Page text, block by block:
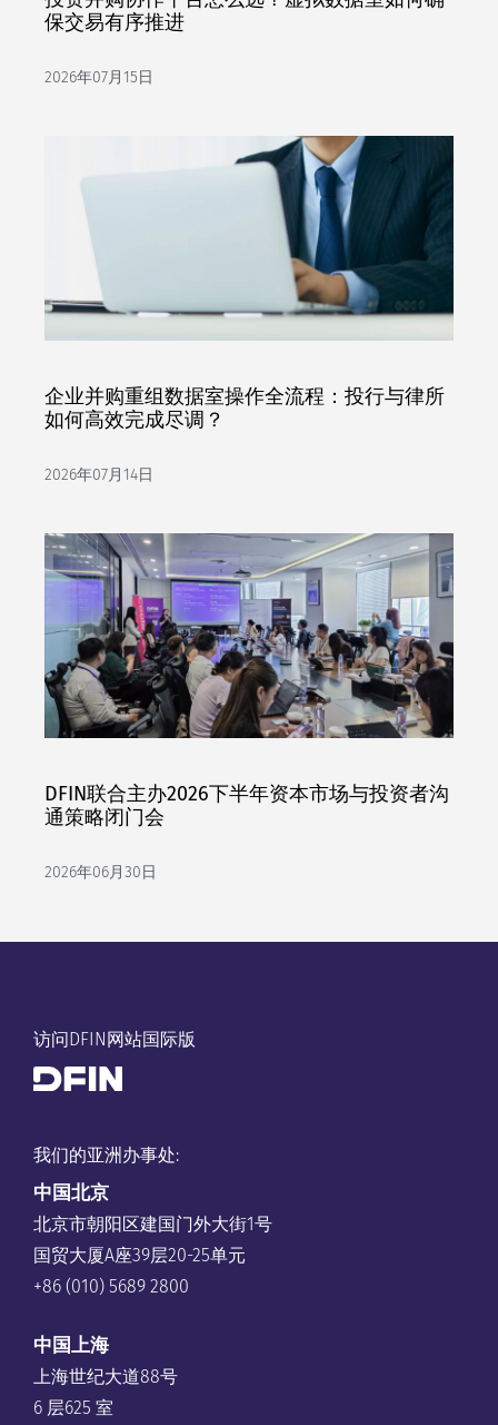
保交易有序推进
2026年07月15日
企业并购重组数据室操作全流程：投行与律所
如何高效完成尽调？
2026年07月14日
DFIN联合主办2026下半年资本市场与投资者沟
通策略闭门会
2026年06月30日
访问DFIN网站国际版
我们的亚洲办事处:
中国北京
北京市朝阳区建国门外大街1号
国贸大厦A座39层20-25单元
+86 (010) 5689 2800
中国上海
上海世纪大道88号
6 层625 室